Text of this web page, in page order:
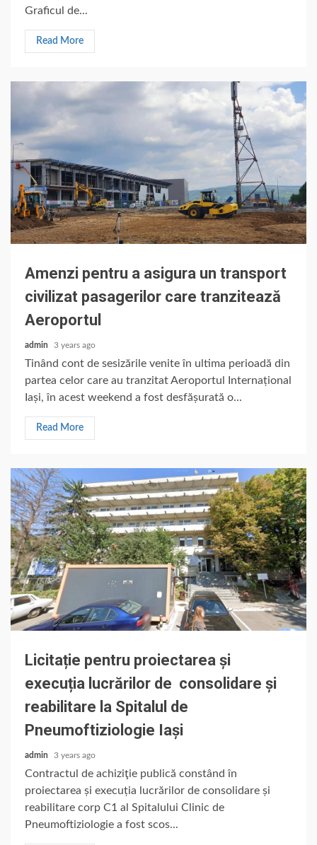
Graficul de...
Read More
Amenzi pentru a asigura un transport
civilizat pasagerilor care tranzitează
Aeroportul
admin 3 years ago
Tinând cont de sesizările venite în ultima perioadă din
partea celor care au tranzitat Aeroportul Internațional
Iași, în acest weekend a fost desfășurată o...
Read More
Licitație pentru proiectarea și
execuția lucrărilor de consolidare și
reabilitare la Spitalul de
Pneumoftiziologie Iași
admin 3 years ago
Contractul de achiziţie publică constând în
proiectarea și execuția lucrărilor de consolidare și
reabilitare corp C1 al Spitalului Clinic de
Pneumoftiziologie a fost scos...